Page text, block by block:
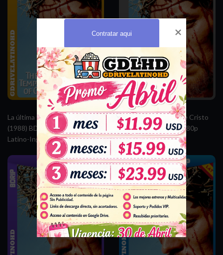
La última tentación de Cristo
(1988) BDRemux 1080p
Latino-Ingles
La última tentación de Cristo
(1988) BDRip x265 1080p
Latino-Ingles
Contratar aqui